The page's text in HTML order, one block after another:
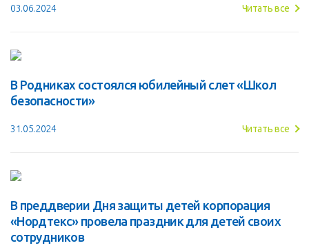
03.06.2024 Читать все
В Родниках состоялся юбилейный слет «Школ
безопасности»
31.05.2024 Читать все
В преддверии Дня защиты детей корпорация
«Нордтекс» провела праздник для детей своих
сотрудников